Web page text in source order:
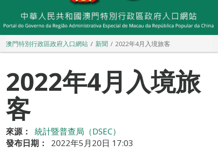
澳門特別行政區政府入口網站 新聞 2022年4月入境旅客
2022年4月入境旅
客
來源：
統計暨普查局（DSEC）
發布日期：
2022年5月20日 17:03